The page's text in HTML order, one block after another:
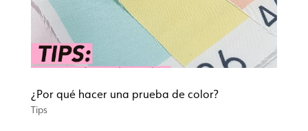
¿Por qué hacer una prueba de color?
Tips